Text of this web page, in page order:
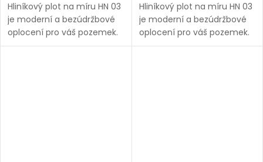
Hliníkový plot na míru HN 03
je moderní a bezúdržbové
oplocení pro váš pozemek.
Vyrábíme ho v rozsahu
Hliníkový plot na míru HN 03
je moderní a bezúdržbové
oplocení pro váš pozemek.
Vyrábíme ho v rozsahu